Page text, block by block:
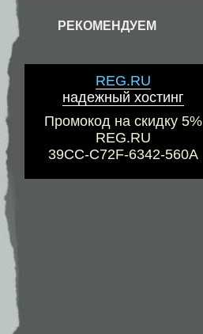
РЕКОМЕНДУЕМ
REG.RU
надежный хостинг
Промокод на скидку 5%
REG.RU
39CC-C72F-6342-560A